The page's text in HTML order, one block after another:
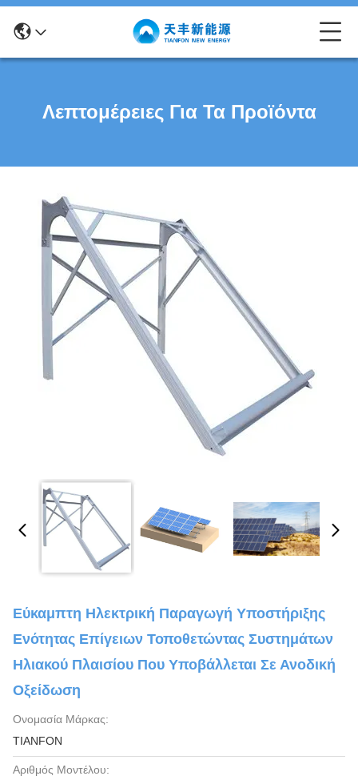
Λεπτομέρειες Για Τα Προϊόντα
Εύκαμπτη Ηλεκτρική Παραγωγή Υποστήριξης
Ενότητας Επίγειων Τοποθετώντας Συστημάτων
Ηλιακού Πλαισίου Που Υποβάλλεται Σε Ανοδική
Οξείδωση
Ονομασία Μάρκας:
TIANFON
Αριθμός Μοντέλου: